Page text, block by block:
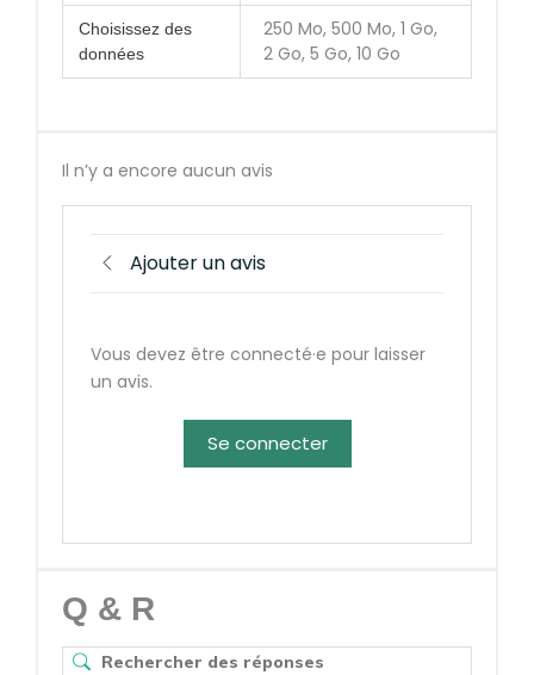
Choisissez des
données
250 Mo, 500 Mo, 1 Go,
2 Go, 5 Go, 10 Go
Il n’y a encore aucun avis
Ajouter un avis
Vous devez être connecté·e pour laisser
un avis.
Se connecter
Q & R